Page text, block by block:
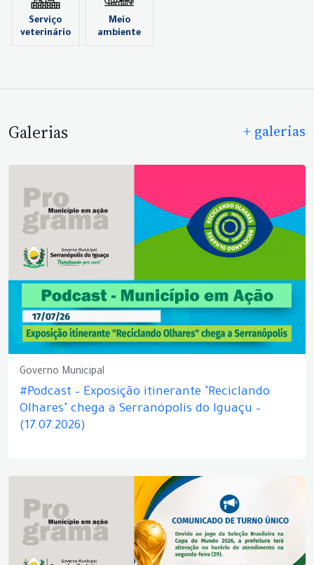
Serviço
veterinário
Meio
ambiente
Galerias + galerias
Governo Municipal
#Podcast – Exposição itinerante "Reciclando
Olhares" chega a Serranópolis do Iguaçu –
(17.07.2026)